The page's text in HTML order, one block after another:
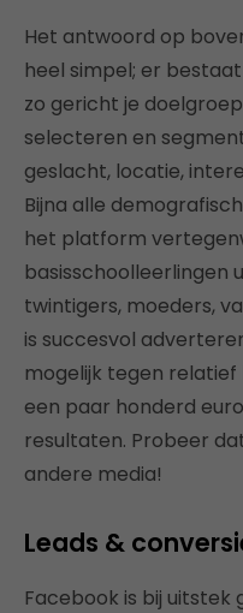
Het antwoord op
heel simpel; er
zo gericht je
selecteren en
geslacht, locatie,
Bijna alle
het platform
basisschoolleerlingen
twintigers, moeders,
is succesvol
mogelijk tegen
een paar honderd
resultaten. Probeer
andere media!
Leads &
Facebook is bij uitstek